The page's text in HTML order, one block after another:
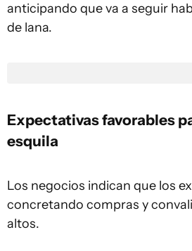
anticipando que va a seguir
de lana.
Expectativas favorables
esquila
Los negocios indican que los
concretando compras y
altos.